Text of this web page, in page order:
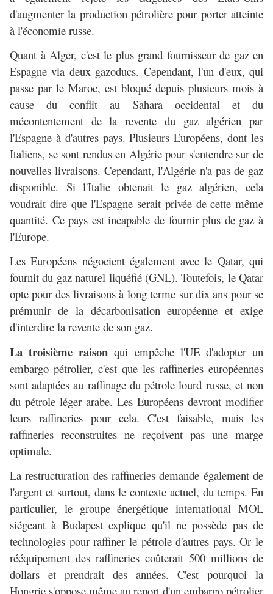
d'augmenter la production pétrolière pour porter atteinte
à l'économie russe.
Quant à Alger, c'est le plus grand fournisseur de gaz en
Espagne via deux gazoducs. Cependant, l'un d'eux, qui
passe par le Maroc, est bloqué depuis plusieurs mois à
cause du conflit au Sahara occidental et du
mécontentement de la revente du gaz algérien par
l'Espagne à d'autres pays. Plusieurs Européens, dont les
Italiens, se sont rendus en Algérie pour s'entendre sur de
nouvelles livraisons. Cependant, l'Algérie n'a pas de gaz
disponible. Si l'Italie obtenait le gaz algérien, cela
voudrait dire que l'Espagne serait privée de cette même
quantité. Ce pays est incapable de fournir plus de gaz à
l'Europe.
Les Européens négocient également avec le Qatar, qui
fournit du gaz naturel liquéfié (GNL). Toutefois, le Qatar
opte pour des livraisons à long terme sur dix ans pour se
prémunir de la décarbonisation européenne et exige
d'interdire la revente de son gaz.
La troisième raison qui empêche l'UE d'adopter un
embargo pétrolier, c'est que les raffineries européennes
sont adaptées au raffinage du pétrole lourd russe, et non
du pétrole léger arabe. Les Européens devront modifier
leurs raffineries pour cela. C'est faisable, mais les
raffineries reconstruites ne reçoivent pas une marge
optimale.
La restructuration des raffineries demande également de
l'argent et surtout, dans le contexte actuel, du temps. En
particulier, le groupe énergétique international MOL
siégeant à Budapest explique qu'il ne possède pas de
technologies pour raffiner le pétrole d'autres pays. Or le
rééquipement des raffineries coûterait 500 millions de
dollars et prendrait des années. C'est pourquoi la
Hongrie s'oppose même au report d'un embargo pétrolier